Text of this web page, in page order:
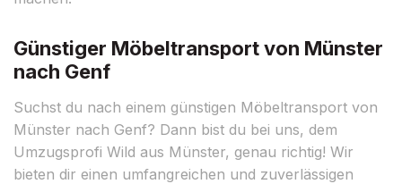
Günstiger Möbeltransport von Münster
nach Genf
Suchst du nach einem günstigen Möbeltransport von
Münster nach Genf? Dann bist du bei uns, dem
Umzugsprofi Wild aus Münster, genau richtig! Wir
bieten dir einen umfangreichen und zuverlässigen